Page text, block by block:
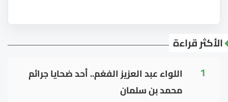
الأكثر قراءة
1
اللواء عبد العزيز الفغم.. أحد ضحايا جرائم
محمد بن سلمان